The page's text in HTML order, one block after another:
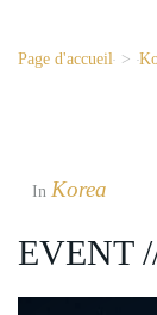
Page d'accueil >
In Korea
EVENT